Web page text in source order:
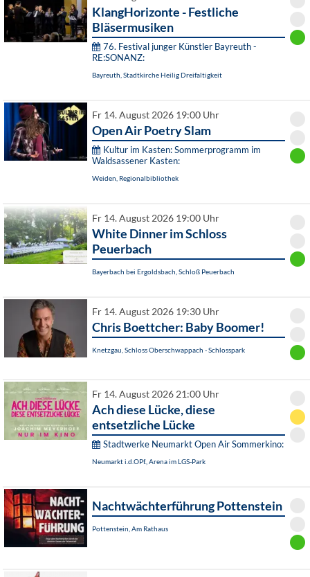
KlangHorizonte - Festliche
Bläsermusiken
76. Festival junger Künstler Bayreuth -
RE:SONANZ:
Bayreuth, Stadtkirche Heilig Dreifaltigkeit
Fr 14. August 2026 19:00 Uhr
Open Air Poetry Slam
Kultur im Kasten: Sommerprogramm im
Waldsassener Kasten:
Weiden, Regionalbibliothek
Fr 14. August 2026 19:00 Uhr
White Dinner im Schloss
Peuerbach
Bayerbach bei Ergoldsbach, Schloß Peuerbach
Fr 14. August 2026 19:30 Uhr
Chris Boettcher: Baby Boomer!
Knetzgau, Schloss Oberschwappach - Schlosspark
Fr 14. August 2026 21:00 Uhr
Ach diese Lücke, diese
entsetzliche Lücke
Stadtwerke Neumarkt Open Air Sommerkino:
Neumarkt i.d.OPf., Arena im LGS-Park
Nachtwächterführung Pottenstein
Pottenstein, Am Rathaus